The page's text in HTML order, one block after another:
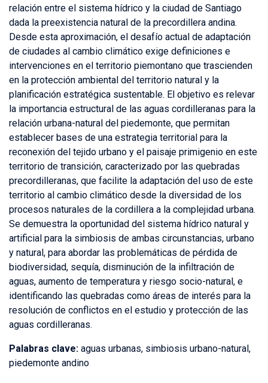
relación entre el sistema hídrico y la ciudad de Santiago
dada la preexistencia natural de la precordillera andina.
Desde esta aproximación, el desafío actual de adaptación
de ciudades al cambio climático exige definiciones e
intervenciones en el territorio piemontano que trascienden
en la protección ambiental del territorio natural y la
planificación estratégica sustentable. El objetivo es relevar
la importancia estructural de las aguas cordilleranas para la
relación urbana-natural del piedemonte, que permitan
establecer bases de una estrategia territorial para la
reconexión del tejido urbano y el paisaje primigenio en este
territorio de transición, caracterizado por las quebradas
precordilleranas, que facilite la adaptación del uso de este
territorio al cambio climático desde la diversidad de los
procesos naturales de la cordillera a la complejidad urbana.
Se demuestra la oportunidad del sistema hídrico natural y
artificial para la simbiosis de ambas circunstancias, urbano
y natural, para abordar las problemáticas de pérdida de
biodiversidad, sequía, disminución de la infiltración de
aguas, aumento de temperatura y riesgo socio-natural, e
identificando las quebradas como áreas de interés para la
resolución de conflictos en el estudio y protección de las
aguas cordilleranas.
Palabras clave: aguas urbanas, simbiosis urbano-natural,
piedemonte andino